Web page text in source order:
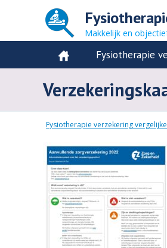
Makkelijk en
Fysiotherapie
Fysiotherapie verzekering